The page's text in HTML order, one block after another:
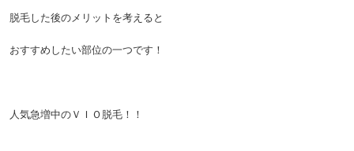
脱毛した後のメリットを考えると
おすすめしたい部位の一つです！
人気急増中のＶＩＯ脱毛！！